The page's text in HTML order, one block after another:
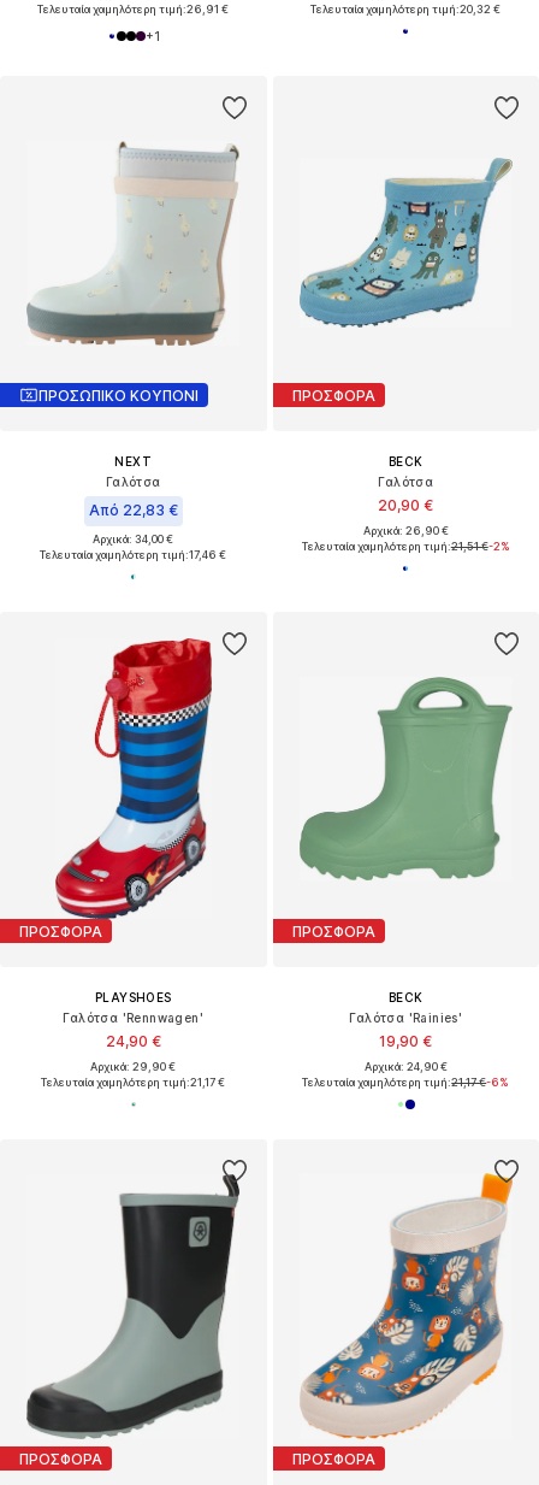
Τελευταία χαμηλότερη τιμή:26,91 €
+1
Τελευταία χαμηλότερη τιμή:20,32 €
ΠΡΟΣΩΠΙΚΟ ΚΟΥΠΟΝΙ
NEXT
Γαλότσα
Από 22,83 €
Αρχικά: 34,00 €
Τελευταία χαμηλότερη τιμή:17,46 €
ΠΡΟΣΦΟΡΑ
BECK
Γαλότσα
20,90 €
Αρχικά: 26,90 €
Τελευταία χαμηλότερη τιμή:21,51 €-2%
ΠΡΟΣΦΟΡΑ
PLAYSHOES
Γαλότσα 'Rennwagen'
24,90 €
Αρχικά: 29,90 €
Τελευταία χαμηλότερη τιμή:21,17 €
ΠΡΟΣΦΟΡΑ
BECK
Γαλότσα 'Rainies'
19,90 €
Αρχικά: 24,90 €
Τελευταία χαμηλότερη τιμή:21,17 €-6%
ΠΡΟΣΦΟΡΑ ΠΡΟΣΦΟΡΑ